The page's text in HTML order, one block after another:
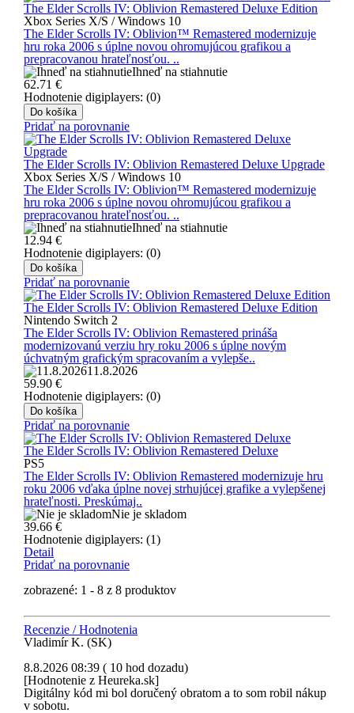
The Elder Scrolls IV: Oblivion Remastered Deluxe Edition
Xbox Series X/S / Windows 10
The Elder Scrolls IV: Oblivion™ Remastered modernizuje
hru roka 2006 s úplne novou ohromujúcou grafikou a
prepracovanou hrateľnosťou. ..
Ihneď na stiahnutie
62.71 €
Hodnotenie digiplayers: (0)
Do košíka
Pridať na porovnanie
The Elder Scrolls IV: Oblivion Remastered Deluxe Upgrade
Xbox Series X/S / Windows 10
The Elder Scrolls IV: Oblivion™ Remastered modernizuje
hru roka 2006 s úplne novou ohromujúcou grafikou a
prepracovanou hrateľnosťou. ..
Ihneď na stiahnutie
12.94 €
Hodnotenie digiplayers: (0)
Do košíka
Pridať na porovnanie
The Elder Scrolls IV: Oblivion Remastered Deluxe Edition
Nintendo Switch 2
The Elder Scrolls IV: Oblivion Remastered prináša
modernizovanú verziu hry roku 2006 s úplne novým
úchvatným grafickým spracovaním a vylepše..
11.8.2026
59.90 €
Hodnotenie digiplayers: (0)
Do košíka
Pridať na porovnanie
The Elder Scrolls IV: Oblivion Remastered Deluxe
PS5
The Elder Scrolls IV: Oblivion Remastered modernizuje hru
roku 2006 vďaka úplne novej strhujúcej grafike a vylepšenej
hrateľnosti. Preskúmaj..
Nie je skladom
39.66 €
Hodnotenie digiplayers: (1)
Detail
Pridať na porovnanie
zobrazené: 1 - 8 z 8 produktov
Recenzie / Hodnotenia
Vladimír K. (SK)
8.8.2026 08:39 ( 10 hod dozadu)
[Hodnotenie z Heureka.sk]
Digitálny kód mi bol doručený obratom a to som robil nákup
v sobotu.